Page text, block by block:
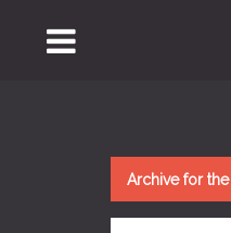
Archive for the